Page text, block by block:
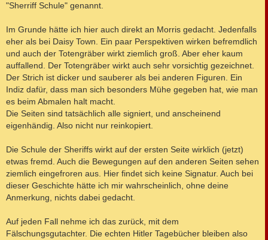
"Sherriff Schule" genannt.
Im Grunde hätte ich hier auch direkt an Morris gedacht. Jedenfalls
eher als bei Daisy Town. Ein paar Perspektiven wirken befremdlich
und auch der Totengräber wirkt ziemlich groß. Aber eher kaum
auffallend. Der Totengräber wirkt auch sehr vorsichtig gezeichnet.
Der Strich ist dicker und sauberer als bei anderen Figuren. Ein
Indiz dafür, dass man sich besonders Mühe gegeben hat, wie man
es beim Abmalen halt macht.
Die Seiten sind tatsächlich alle signiert, und anscheinend
eigenhändig. Also nicht nur reinkopiert.
Die Schule der Sheriffs wirkt auf der ersten Seite wirklich (jetzt)
etwas fremd. Auch die Bewegungen auf den anderen Seiten sehen
ziemlich eingefroren aus. Hier findet sich keine Signatur. Auch bei
dieser Geschichte hätte ich mir wahrscheinlich, ohne deine
Anmerkung, nichts dabei gedacht.
Auf jeden Fall nehme ich das zurück, mit dem
Fälschungsgutachter. Die echten Hitler Tagebücher bleiben also